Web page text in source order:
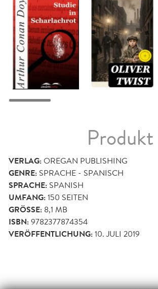
VERLAG:OREGAN PUBLISHING
GENRE: SPRACHE - SPANISCH
SPRACHE: SPANISH
UMFANG:150 SEITEN
GRÖSSE: 8,1 MB
ISBN:9782377874354
VERÖFFENTLICHUNG:10. JULI 2019